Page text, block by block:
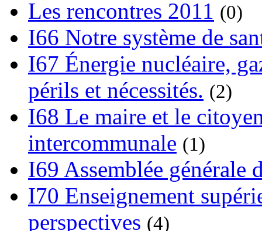
Les rencontres 2011 (0)
I66 Notre système de
I67 Énergie nucléaire,
périls et nécessités. (2)
I68 Le maire et le
intercommunale (1)
I69 Assemblée générale
I70 Enseignement
perspectives (4)